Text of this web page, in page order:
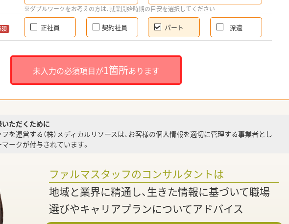
※ダブルワークをお考えの方は、就業開始時期の目安を選択してください
須 正社員 契約社員 パート 派遣
未入力の必須項目が1箇所あります
ただくために
を運営する（株）メディカルリソースは、お客様の個人情報を適切に管理する事業者とし
ークが付与されています。
ファルマスタッフのコンサルタントは
地域と業界に精通し、生きた情報に基づいて職場
選びやキャリアプランについてアドバイス